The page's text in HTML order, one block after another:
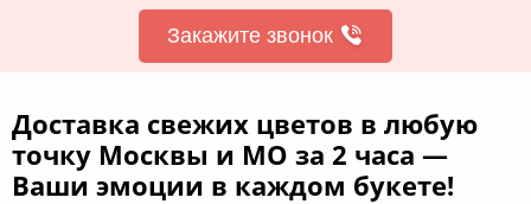
Закажите звонок
Доставка свежих цветов в любую
точку Москвы и МО за 2 часа —
Ваши эмоции в каждом букете!